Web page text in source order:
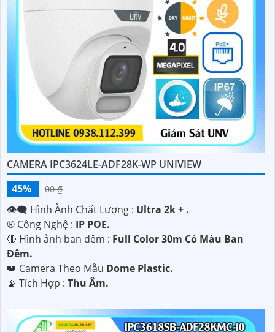
CAMERA IPC3624LE-ADF28K-WP UNIVIEW
45%
00 ₫
👁️‍🗨 Hình Ành Chất Lượng : Ultra 2k + .
®️ Công Nghệ : IP POE.
🔴 Hình ảnh ban đêm : Full Color 30m Có Màu Ban
Ðêm.
👑 Camera Theo Mẫu Dome Plastic.
️📡 Tích Hợp : Thu Âm.